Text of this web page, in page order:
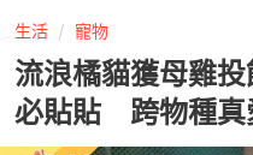
生活 寵物
流浪橘貓獲母雞
必貼貼 跨物種真